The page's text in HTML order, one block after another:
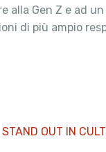
alla Gen Z e ad
di più ampio
STAND OUT IN